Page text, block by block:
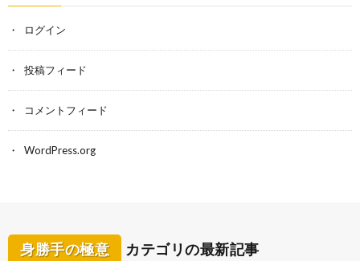
ログイン
投稿フィード
コメントフィード
WordPress.org
身勝手の極意 カテゴリの最新記事